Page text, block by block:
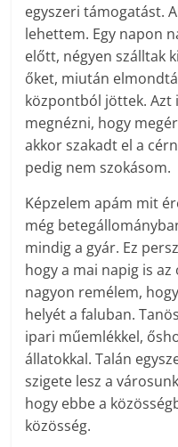
egyszeri támogatást.
lehettem. Egy napon
előtt, négyen szálltak
őket, miután
központból jöttek. Azt
megnézni, hogy
akkor szakadt el a
pedig nem szokásom.
Képzelem apám mit
még
mindig a gyár. Ez
hogy a mai napig is
nagyon remélem,
helyét a faluban.
ipari műemlékkel,
állatokkal. Talán
szigete lesz a
hogy ebbe a
közösség.